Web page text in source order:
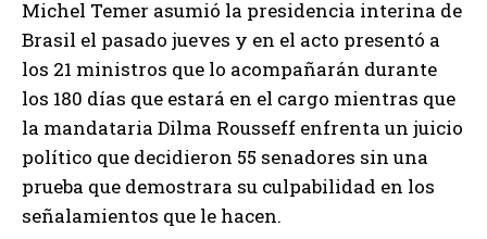
Michel Temer asumió la presidencia interina de
Brasil el pasado jueves y en el acto presentó a
los 21 ministros que lo acompañarán durante
los 180 días que estará en el cargo mientras que
la mandataria Dilma Rousseff enfrenta un juicio
político que decidieron 55 senadores sin una
prueba que demostrara su culpabilidad en los
señalamientos que le hacen.